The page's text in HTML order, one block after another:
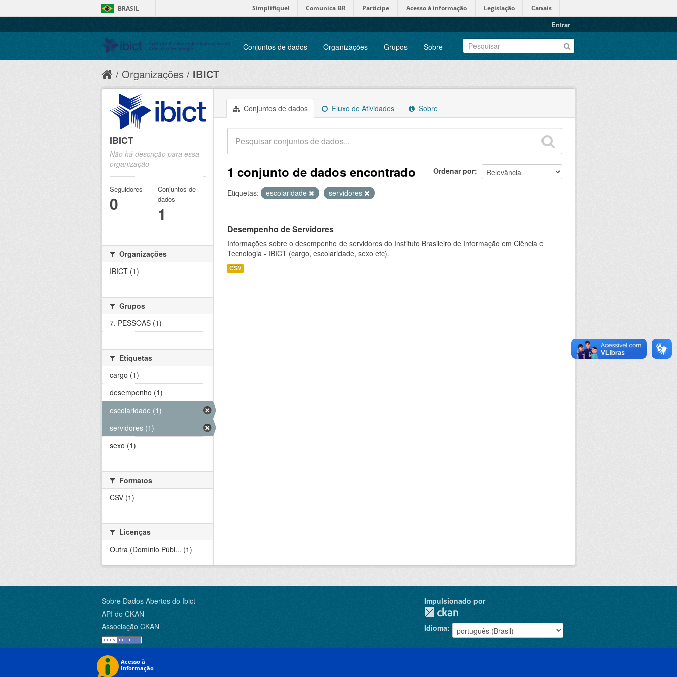
BRASIL Simplifique! Comunica BR Participe Acesso à informação Legislação Canais
Entrar
Conjuntos de dados Organizações Grupos Sobre
Organizações IBICT
Conjuntos de dados Fluxo de Atividades Sobre
Ordenar por
1 conjunto de dados encontrado
Etiquetas: escolaridade servidores
Desempenho de Servidores
Informações sobre o desempenho de servidores do Instituto Brasileiro de Informação em Ciência e
Tecnologia - IBICT (cargo, escolaridade, sexo etc).
CSV
IBICT
Não há descrição para essa
organização
Seguidores
0
Conjuntos de
dados
1
Organizações
IBICT (1)
Grupos
7. PESSOAS (1)
Etiquetas
cargo (1)
desempenho (1)
escolaridade (1)
servidores (1)
sexo (1)
Formatos
CSV (1)
Licenças
Outra (Domínio Públ... (1)
Sobre Dados Abertos do Ibict
API do CKAN
Associação CKAN
Impulsionado por
Idioma